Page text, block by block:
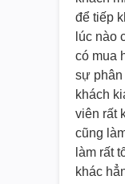
để tiếp
lúc nào
có mua
sự
khách
viên rất
cũng
làm rất
khác